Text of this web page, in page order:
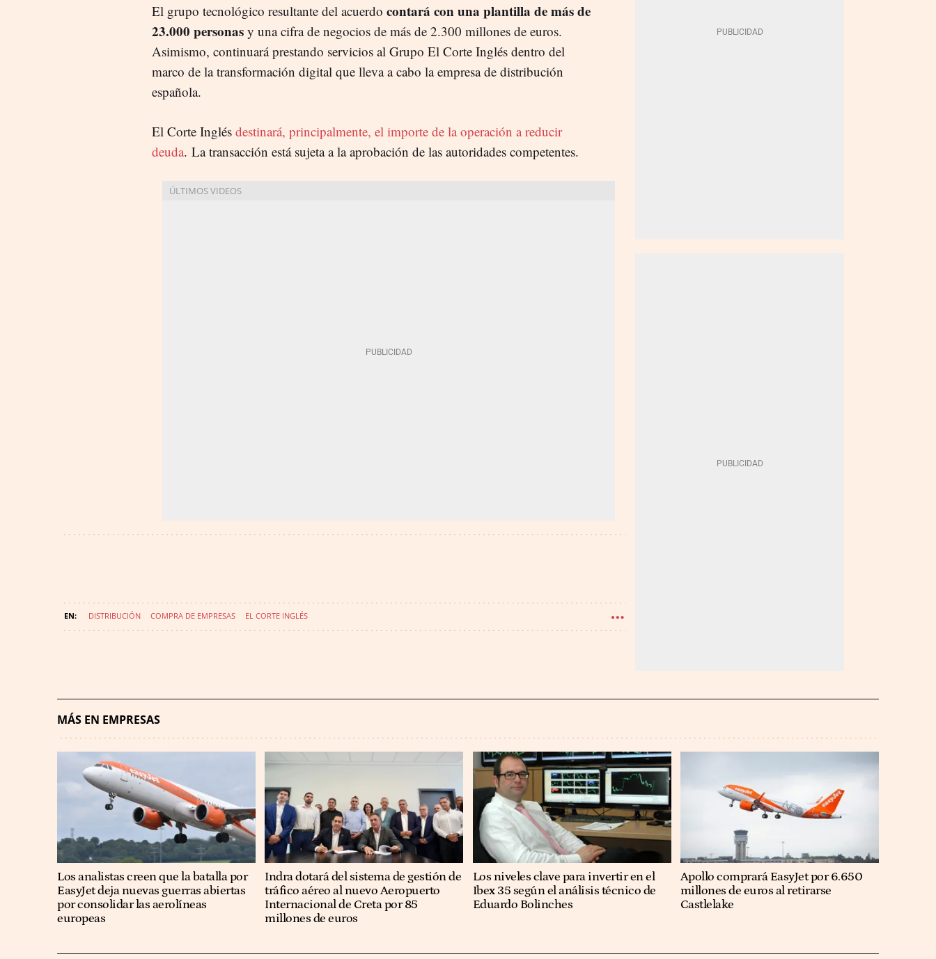
El grupo tecnológico resultante del acuerdo contará con una plantilla de más de
23.000 personas y una cifra de negocios de más de 2.300 millones de euros.
Asimismo, continuará prestando servicios al Grupo El Corte Inglés dentro del
marco de la transformación digital que lleva a cabo la empresa de distribución
española.
El Corte Inglés destinará, principalmente, el importe de la operación a reducir
deuda. La transacción está sujeta a la aprobación de las autoridades competentes.
DISTRIBUCIÓN COMPRA DE EMPRESAS EL CORTE INGLÉS
MÁS EN EMPRESAS
Los analistas creen que la batalla por
EasyJet deja nuevas guerras abiertas
por consolidar las aerolíneas
europeas
Indra dotará del sistema de gestión de
tráfico aéreo al nuevo Aeropuerto
Internacional de Creta por 85
millones de euros
Los niveles clave para invertir en el
Ibex 35 según el análisis técnico de
Eduardo Bolinches
Apollo comprará EasyJet por 6.650
millones de euros al retirarse
Castlelake